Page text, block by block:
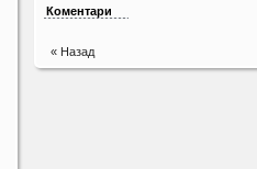
Коментари
« Назад